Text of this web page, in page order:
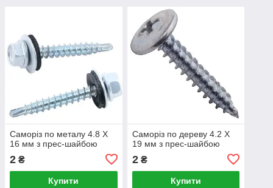
Саморіз по металу 4.8 Х
16 мм з прес-шайбою
2 ₴
Купити
Саморіз по дереву 4.2 Х
19 мм з прес-шайбою
2₴
Купити